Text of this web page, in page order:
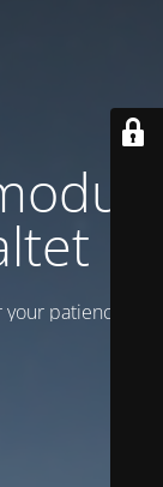
patience!